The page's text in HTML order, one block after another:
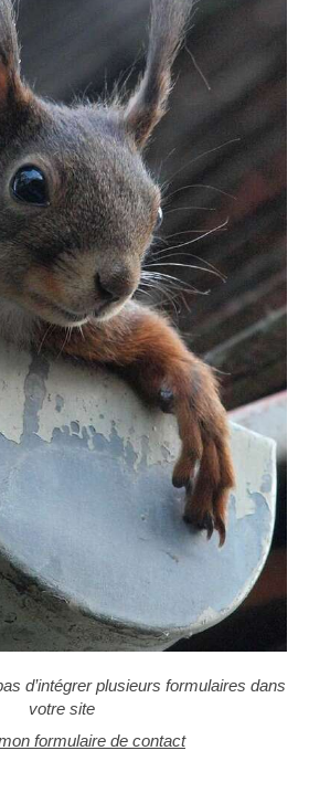
d’intégrer plusieurs formulaires dans
votre site
formulaire de contact